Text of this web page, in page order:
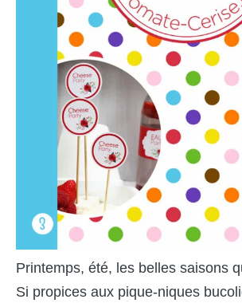
Printemps, été, les belles saisons
Si propices aux pique-niques